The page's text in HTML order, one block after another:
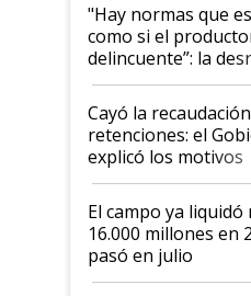
"Hay normas que
como si el
delincuente”: la
al Congreso
habló del
Cayó la
retenciones: el
explicó los motivos
El campo ya liquidó
16.000 millones en
pasó en julio